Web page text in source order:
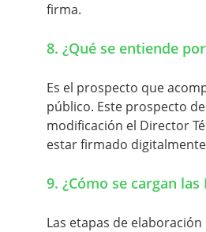
firma.
8. ¿Qué se entiende
Es el prospecto que
público. Este prospecto
modificación el Director
estar firmado
9. ¿Cómo se cargan
Las etapas de